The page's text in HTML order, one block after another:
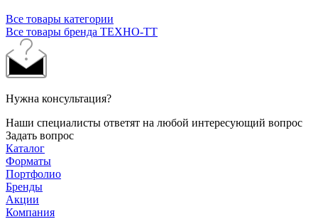
Все товары категории
Все товары бренда ТЕХНО-ТТ
Нужна консультация?
Наши специалисты ответят на любой интересующий вопрос
Задать вопрос
Каталог
Форматы
Портфолио
Бренды
Акции
Компания